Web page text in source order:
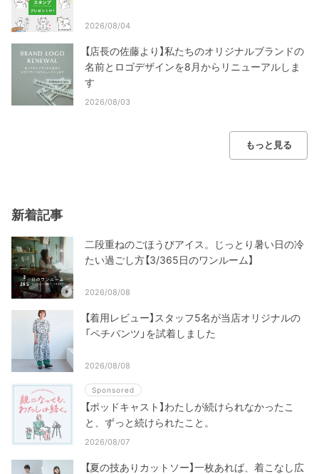
2026/08/04
【店長の佐藤より】私たちのオリジナルブランドの
名前とロゴデザインを8月からリニューアルしま
す
2026/08/03
もっと見る
新着記事
二段重ねのごほうびアイス。じっとり暑い日の冷
たい過ごし方【3/365日のワンルーム】
2026/08/08
【着用レビュー】スタッフ5名が当店オリジナルの
「ペチパンツ」を試着しました
2026/08/08
Sponsored
【ポッドキャスト】わたしが続けられなかったこ
と、ずっと続けられたこと。
2026/08/07
【夏の技ありカットソー】一枚あれば、着こなし広